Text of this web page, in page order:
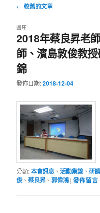
文
導
覽
← 較舊的文章
2018年蔡良昇老
師、濱島敦俊教
錦
圖庫
發佈日期:2018-12-04
分類:本會訊息 、活動集錦、研
俊、蔡良昇、郭偉鴻 |發佈留言